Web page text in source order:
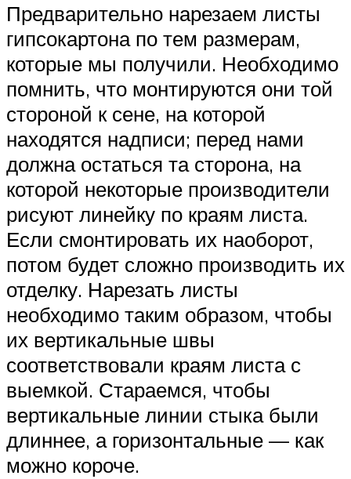
Предварительно нарезаем листы
гипсокартона по тем размерам,
которые мы получили. Необходимо
помнить, что монтируются они той
стороной к сене, на которой
находятся надписи; перед нами
должна остаться та сторона, на
которой некоторые производители
рисуют линейку по краям листа.
Если смонтировать их наоборот,
потом будет сложно производить их
отделку. Нарезать листы
необходимо таким образом, чтобы
их вертикальные швы
соответствовали краям листа с
выемкой. Стараемся, чтобы
вертикальные линии стыка были
длиннее, а горизонтальные — как
можно короче.